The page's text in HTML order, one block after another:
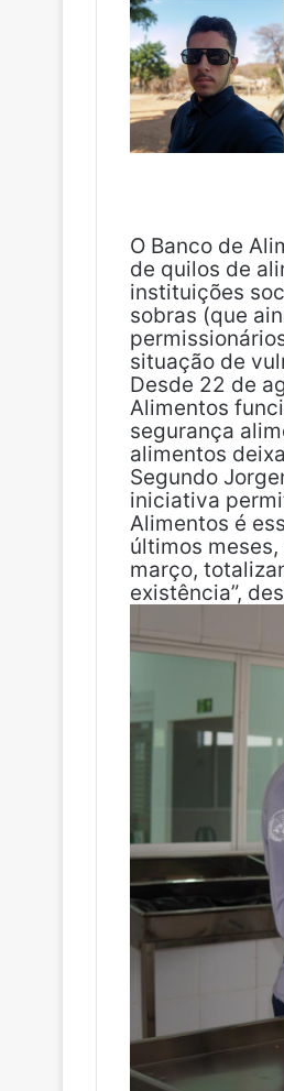
e
b
o
o
k
k
e
d
i
n
b
l
r
t
e
r
e
s
t
d
t
k
e
t
O Banco de
de quilos de
instituições
sobras (que
situação de
Desde 22 de
Alimentos
segurança
alimentos
Segundo
iniciativa
Alimentos é
últimos
março,
existência”,